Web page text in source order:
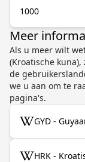
1000
Meer
Als u meer wilt
(Kroatische
de
we u aan om te
pagina's.
GYD -
HRK -